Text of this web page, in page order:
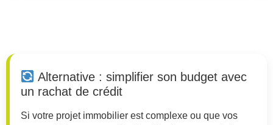
Alternative : simplifier son budget avec
un rachat de crédit
Si votre projet immobilier est complexe ou que vos